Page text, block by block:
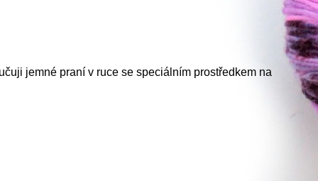
jemné praní v ruce se speciálním prostředkem na